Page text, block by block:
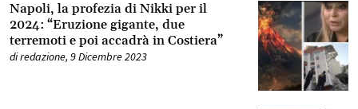
Napoli, la profezia di Nikki per il
2024: “Eruzione gigante, due
terremoti e poi accadrà in Costiera”
diredazione, 9 Dicembre 2023